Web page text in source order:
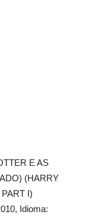
E AS
(HARRY
I)
Idioma: